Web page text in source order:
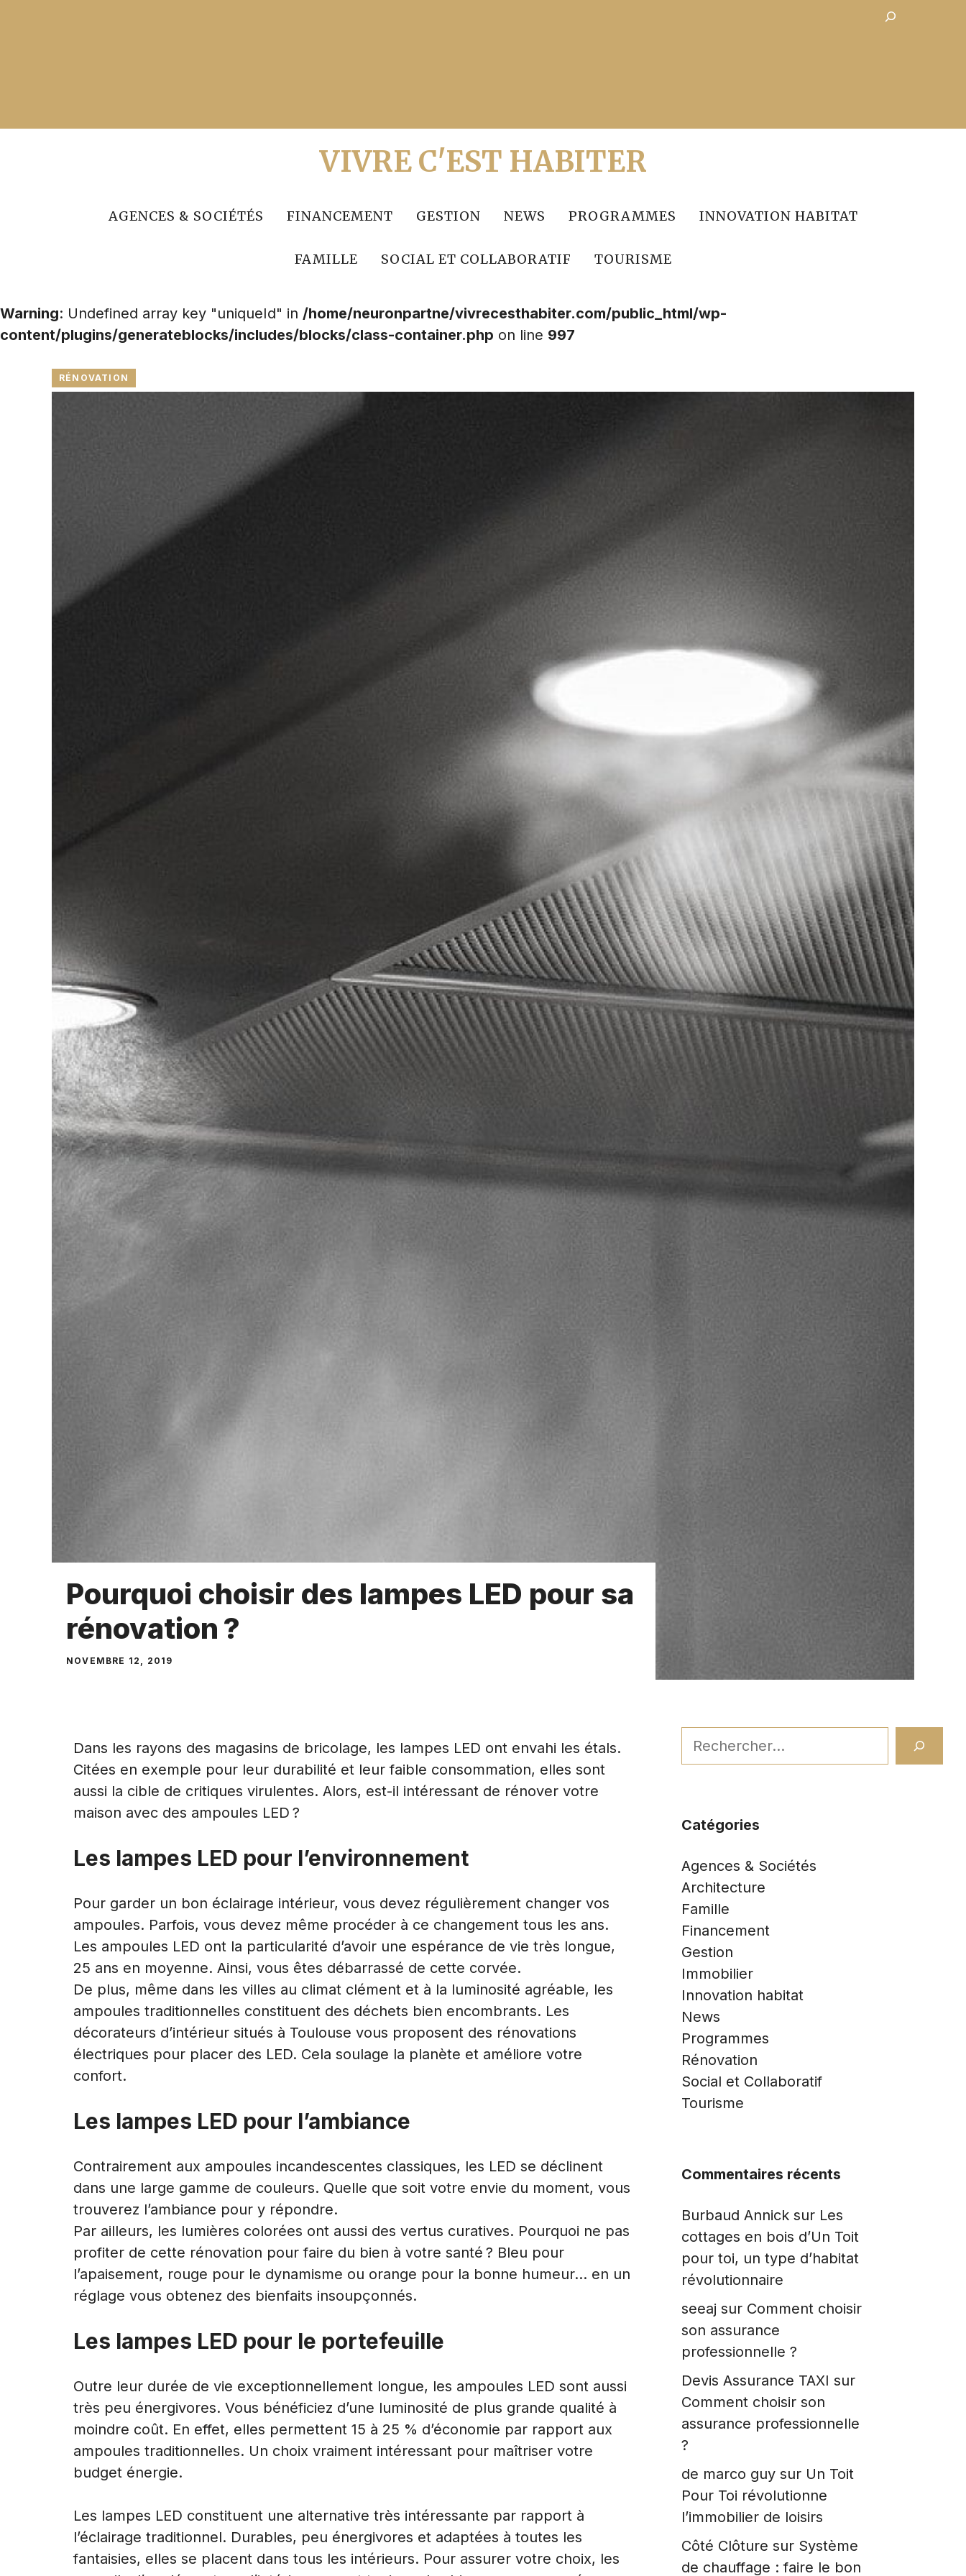
Rechercher
VIVRE C'EST HABITER
AGENCES & SOCIÉTÉS FINANCEMENT GESTION NEWS PROGRAMMES INNOVATION HABITAT
FAMILLE SOCIAL ET COLLABORATIF TOURISME
Warning: Undefined array key "uniqueId" in /home/neuronpartne/vivrecesthabiter.com/public_html/wp-
content/plugins/generateblocks/includes/blocks/class-container.php on line 997
RÉNOVATION
Pourquoi choisir des lampes LED pour sa
rénovation ?
NOVEMBRE 12, 2019
Dans les rayons des magasins de bricolage, les lampes LED ont envahi les étals.
Citées en exemple pour leur durabilité et leur faible consommation, elles sont
aussi la cible de critiques virulentes. Alors, est-il intéressant de rénover votre
maison avec des ampoules LED ?
Les lampes LED pour l’environnement
Pour garder un bon éclairage intérieur, vous devez régulièrement changer vos
ampoules. Parfois, vous devez même procéder à ce changement tous les ans.
Les ampoules LED ont la particularité d’avoir une espérance de vie très longue,
25 ans en moyenne. Ainsi, vous êtes débarrassé de cette corvée.
De plus, même dans les villes au climat clément et à la luminosité agréable, les
ampoules traditionnelles constituent des déchets bien encombrants. Les
décorateurs d’intérieur situés à Toulouse vous proposent des rénovations
électriques pour placer des LED. Cela soulage la planète et améliore votre
confort.
Les lampes LED pour l’ambiance
Contrairement aux ampoules incandescentes classiques, les LED se déclinent
dans une large gamme de couleurs. Quelle que soit votre envie du moment, vous
trouverez l’ambiance pour y répondre.
Par ailleurs, les lumières colorées ont aussi des vertus curatives. Pourquoi ne pas
profiter de cette rénovation pour faire du bien à votre santé ? Bleu pour
l’apaisement, rouge pour le dynamisme ou orange pour la bonne humeur… en un
réglage vous obtenez des bienfaits insoupçonnés.
Les lampes LED pour le portefeuille
Outre leur durée de vie exceptionnellement longue, les ampoules LED sont aussi
très peu énergivores. Vous bénéficiez d’une luminosité de plus grande qualité à
moindre coût. En effet, elles permettent 15 à 25 % d’économie par rapport aux
ampoules traditionnelles. Un choix vraiment intéressant pour maîtriser votre
budget énergie.
Les lampes LED constituent une alternative très intéressante par rapport à
l’éclairage traditionnel. Durables, peu énergivores et adaptées à toutes les
fantaisies, elles se placent dans tous les intérieurs. Pour assurer votre choix, les
Catégories
Agences & Sociétés
Architecture
Famille
Financement
Gestion
Immobilier
Innovation habitat
News
Programmes
Rénovation
Social et Collaboratif
Tourisme
Commentaires récents
Burbaud Annick sur Les
cottages en bois d’Un Toit
pour toi, un type d’habitat
révolutionnaire
seeaj sur Comment choisir
son assurance
professionnelle ?
Devis Assurance TAXI sur
Comment choisir son
assurance professionnelle
?
de marco guy sur Un Toit
Pour Toi révolutionne
l’immobilier de loisirs
Côté Clôture sur Système
de chauffage : faire le bon